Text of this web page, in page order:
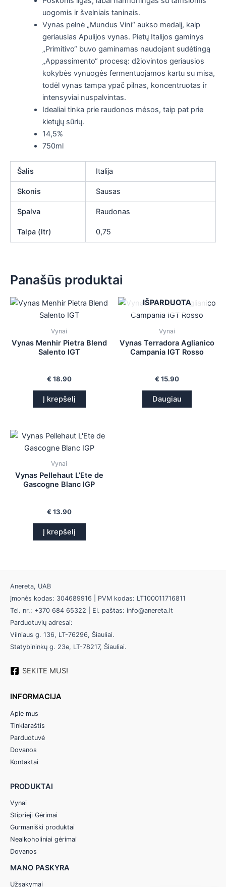
uogomis ir švelniais taninais.
Vynas pelnė „Mundus Vini“ aukso medalį, kaip
geriausias Apulijos vynas. Pietų Italijos gaminys
„Primitivo“ buvo gaminamas naudojant sudėtingą
„Appassimento“ procesą: džiovintos geriausios
kokybės vynuogės fermentuojamos kartu su misa,
todėl vynas tampa ypač pilnas, koncentruotas ir
intensyviai nuspalvintas.
Idealiai tinka prie raudonos mėsos, taip pat prie
kietųjų sūrių.
14,5%
750ml
Šalis Italija
Skonis Sausas
Spalva Raudonas
Talpa (ltr) 0,75
Panašūs produktai
Vynai
Vynas Menhir Pietra Blend
Salento IGT
€ 18.90
Į krepšelį
IŠPARDUOTA
Vynai
Vynas Terradora Aglianico
Campania IGT Rosso
€ 15.90
Daugiau
Vynai
Vynas Pellehaut L’Ete de
Gascogne Blanc IGP
€ 13.90
Į krepšelį
Anereta, UAB
Įmonės kodas: 304689916 | PVM kodas: LT100011716811
Tel. nr.: +370 684 65322 | El. paštas: info@anereta.lt
Parduotuvių adresai:
Vilniaus g. 136, LT-76296, Šiauliai.
Statybininkų g. 23e, LT-78217, Šiauliai.
SEKITE MUS!
INFORMACIJA
Apie mus
Tinklaraštis
Parduotuvė
Dovanos
Kontaktai
PRODUKTAI
Vynai
Stiprieji Gėrimai
Gurmaniški produktai
Nealkoholiniai gėrimai
Dovanos
MANO PASKYRA
Užsakymai